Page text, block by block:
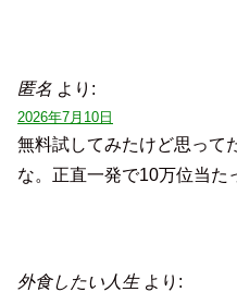
匿名 より:
2026年7月10日
無料試してみたけど思って
な。正直一発で10万位当た
外食したい人生 より: